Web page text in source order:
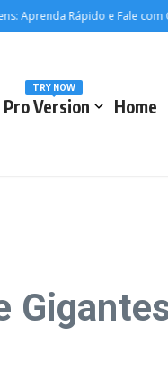
Rápido e Fale com
Pro Version
TRY NOW
Home